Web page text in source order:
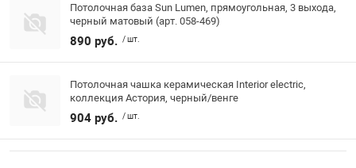
Потолочная база Sun Lumen, прямоугольная, 3 выхода,
черный матовый (арт. 058-469)
890 руб. / шт.
Потолочная чашка керамическая Interior electric,
коллекция Астория, черный/венге
904 руб. / шт.